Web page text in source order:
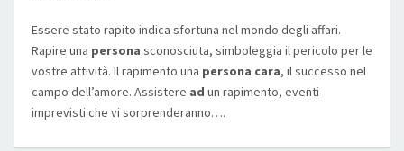
Essere stato rapito indica sfortuna nel mondo degli affari.
Rapire una persona sconosciuta, simboleggia il pericolo per le
vostre attività. Il rapimento una persona cara, il successo nel
campo dell’amore. Assistere ad un rapimento, eventi
imprevisti che vi sorprenderanno….